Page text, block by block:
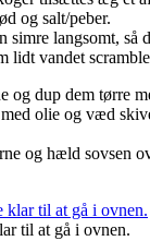
og salt/peber.
simre langsomt, så
lidt vandet
og dup dem tørre
olie og væd
og hæld sovsen
til at gå i ovnen.